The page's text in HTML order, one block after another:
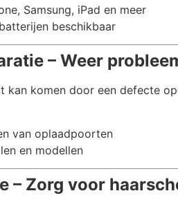
Samsung, iPad en meer
beschikbaar
– Weer
kan komen door een defecte
van oplaadpoorten
en modellen
– Zorg voor